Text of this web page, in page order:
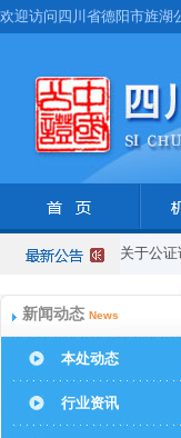
欢迎访问四川省德阳市旌湖
关于公
新闻动态 News
本处动态
行业资讯